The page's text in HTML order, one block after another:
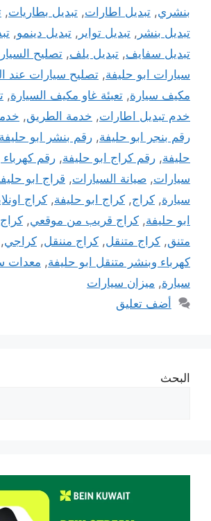
بنشري, تبديل اطارات, تبديل بطاريات,
تبديل بنشر , تبديل تواير , تبديل دينمو,
تبديل سفايف, تبديل يلف, تصليح
سيارات ابو حليفة, تصليح سيارات عند
مكيف سيارة, تعبئة غاو مكيف السيارة,
خدم تبديل اطارات, خدمة الطريق,
رقم بنجر ابو حليفة, رقم بنشر ابو حليفة
حليفة, رقم كراج ابو حليفة, رقم كهرباء
سيارات, صيانة السيارات, قراج ابو
سيارة, كراج, كراج ابو حليفة, كراج
ابو حليفة, كراج قريب من موقعي,
متنق, كراج متنقل, كراج مننقل, كراجي,
كهرباء وبنشر متنقل ابو حليفة, معدات
سيارة, ميزان سيارات
أضف تعليق
البحث